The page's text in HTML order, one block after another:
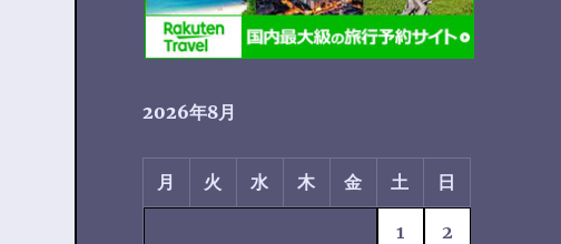
2026年8月
月 火 水 木 金 土 日
1 2